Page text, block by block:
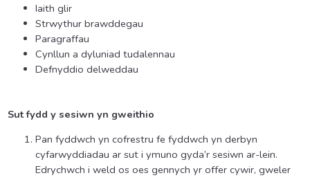
Iaith glir
Strwythur brawddegau
Paragraffau
Cynllun a dyluniad tudalennau
Defnyddio delweddau
Sut fydd y sesiwn yn gweithio
Pan fyddwch yn cofrestru fe fyddwch yn derbyn
cyfarwyddiadau ar sut i ymuno gyda’r sesiwn ar-lein.
Edrychwch i weld os oes gennych yr offer cywir, gweler